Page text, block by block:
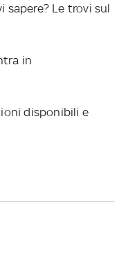
sapere? Le trovi sul
in
disponibili e